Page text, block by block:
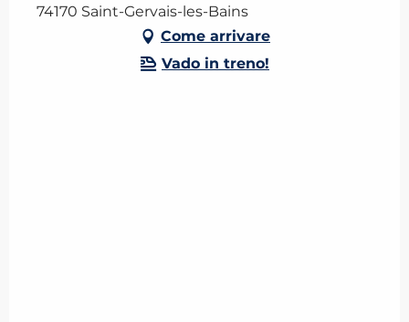
74170 Saint-Gervais-les-Bains
Come arrivare
Vado in treno!